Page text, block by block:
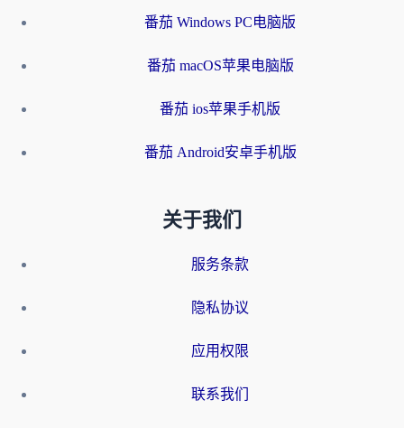
番茄 Windows PC电脑版
番茄 macOS苹果电脑版
番茄 ios苹果手机版
番茄 Android安卓手机版
关于我们
服务条款
隐私协议
应用权限
联系我们